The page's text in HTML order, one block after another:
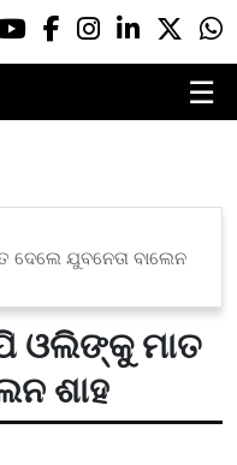
☰
ଦେଲେ ଯୁବନେତା ବାଲେନ
ଓଲିଙ୍କୁ ମାତ
ଶାହ